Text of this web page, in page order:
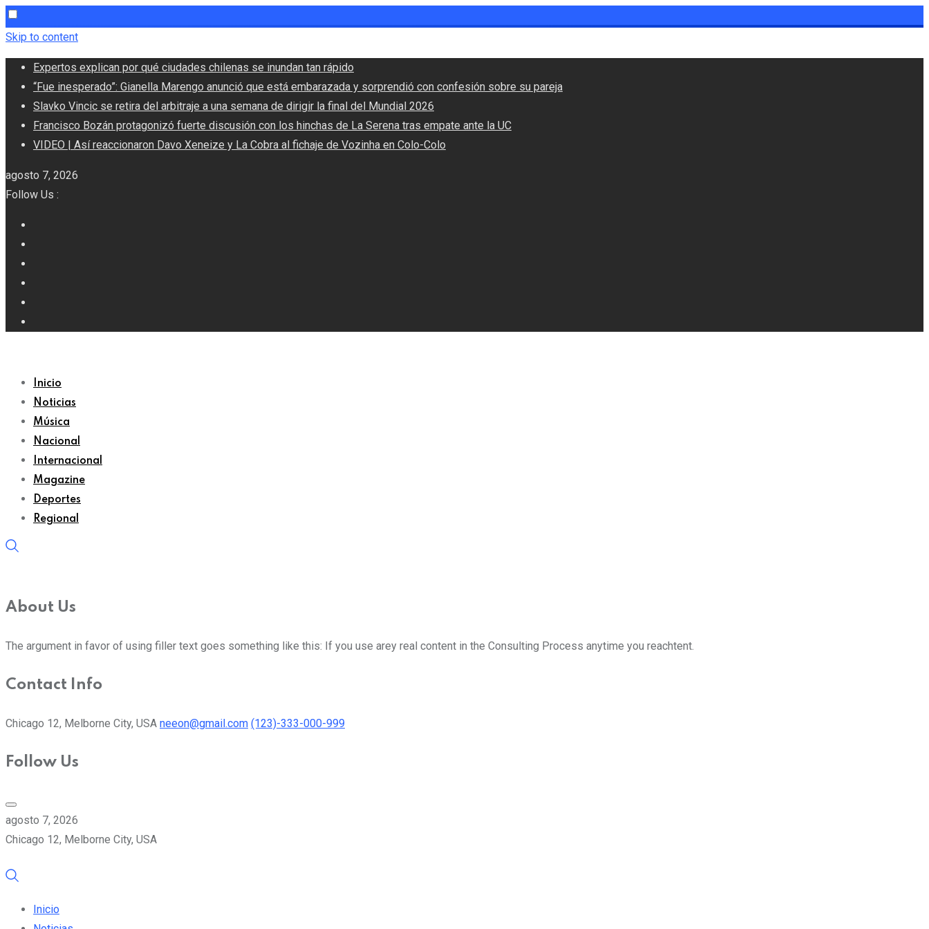
Skip to content
Expertos explican por qué ciudades chilenas se inundan tan rápido
“Fue inesperado”: Gianella Marengo anunció que está embarazada y sorprendió con confesión sobre su pareja
Slavko Vincic se retira del arbitraje a una semana de dirigir la final del Mundial 2026
Francisco Bozán protagonizó fuerte discusión con los hinchas de La Serena tras empate ante la UC
VIDEO | Así reaccionaron Davo Xeneize y La Cobra al fichaje de Vozinha en Colo-Colo
agosto 7, 2026
Follow Us :
Inicio
Noticias
Música
Nacional
Internacional
Magazine
Deportes
Regional
About Us
The argument in favor of using filler text goes something like this: If you use arey real content in the Consulting Process anytime you reachtent.
Contact Info
Chicago 12, Melborne City, USA neeon@gmail.com (123)-333-000-999
Follow Us
agosto 7, 2026
Chicago 12, Melborne City, USA
Inicio